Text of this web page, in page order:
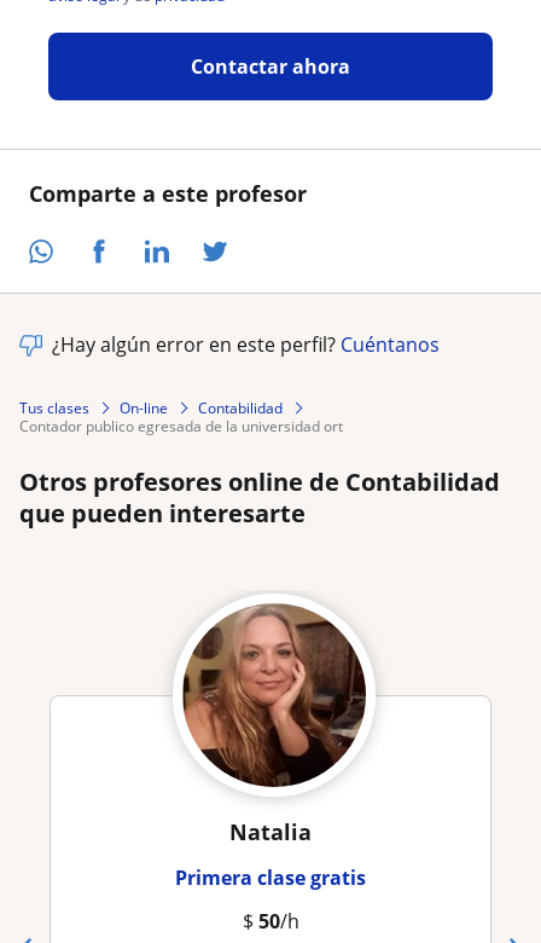
Comparte a este profesor
Contactar ahora
¿Hay algún error en este perfil? Cuéntanos
Tus clases On-line
Contabilidad
contador publico egresada de la universidad ort
Otros profesores online de Contabilidad
que pueden interesarte
Natalia
Primera clase gratis
$ 50/h